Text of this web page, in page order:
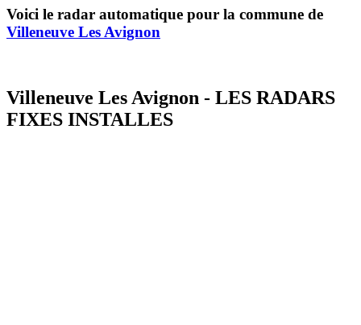
Voici le radar automatique pour la commune de
Villeneuve Les Avignon
Villeneuve Les Avignon - LES RADARS
FIXES INSTALLES